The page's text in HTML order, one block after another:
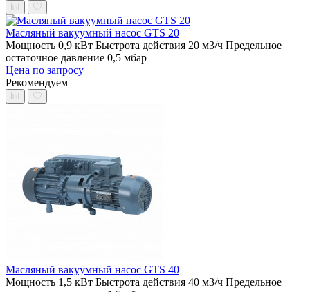
Масляный вакуумный насос GTS 20
Мощность 0,9 кВт Быстрота действия 20 м3/ч Предельное
остаточное давление 0,5 мбар
Цена по запросу
Рекомендуем
Масляный вакуумный насос GTS 40
Мощность 1,5 кВт Быстрота действия 40 м3/ч Предельное